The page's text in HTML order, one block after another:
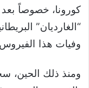
كورونا، خصوصاً
“الغارديان”
وفيات هذا الفيروس
ومنذ ذلك الحين،